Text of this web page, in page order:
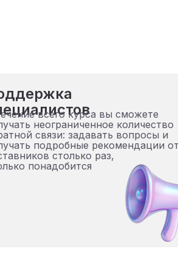
всего курса вы сможете
неограниченное количество
связи: задавать вопросы и
подробные рекомендации от
столько раз,
понадобится